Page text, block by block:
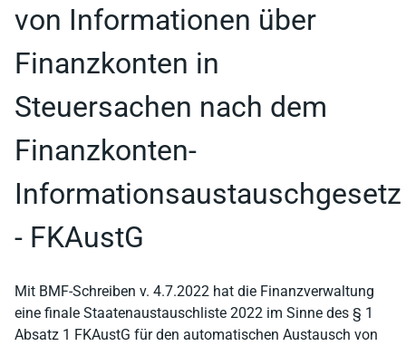
von Informationen über
Finanzkonten in
Steuersachen nach dem
Finanzkonten-
Informationsaustauschgesetz
- FKAustG
Mit BMF-Schreiben v. 4.7.2022 hat die Finanzverwaltung
eine finale Staatenaustauschliste 2022 im Sinne des § 1
Absatz 1 FKAustG für den automatischen Austausch von